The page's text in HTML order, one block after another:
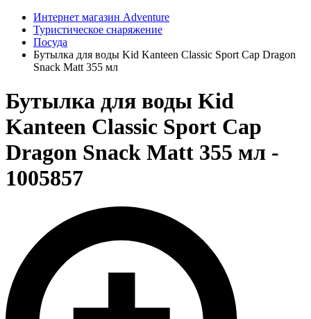
Интернет магазин Adventure
Туристическое снаряжение
Посуда
Бутылка для воды Kid Kanteen Classic Sport Cap Dragon
Snack Matt 355 мл
Бутылка для воды Kid
Kanteen Classic Sport Cap
Dragon Snack Matt 355 мл -
1005857